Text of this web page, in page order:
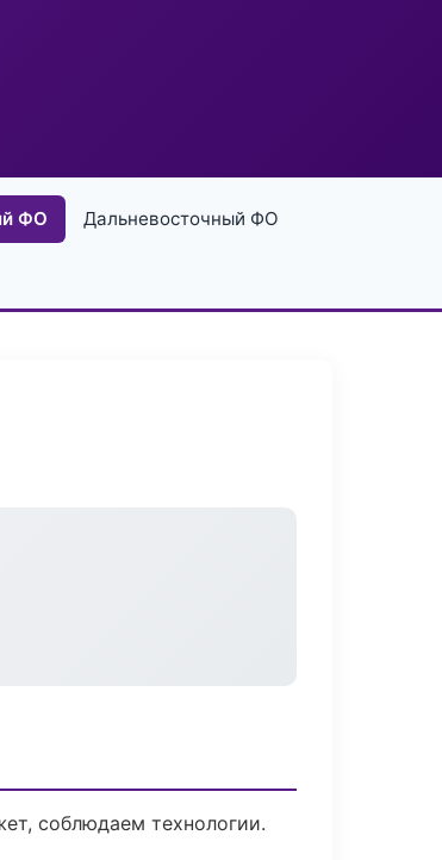
ФО Дальневосточный ФО
соблюдаем технологии.